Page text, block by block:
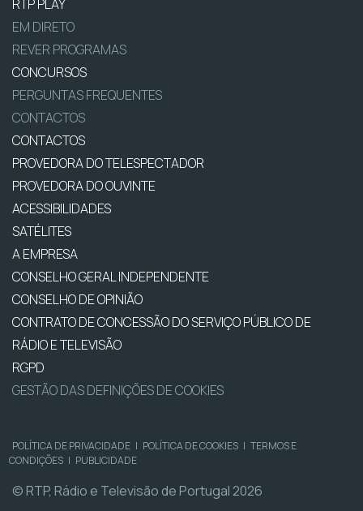
RTP PLAY
EM DIRETO
REVER PROGRAMAS
CONCURSOS
PERGUNTAS FREQUENTES
CONTACTOS
CONTACTOS
PROVEDORA DO TELESPECTADOR
PROVEDORA DO OUVINTE
ACESSIBILIDADES
SATÉLITES
A EMPRESA
CONSELHO GERAL INDEPENDENTE
CONSELHO DE OPINIÃO
CONTRATO DE CONCESSÃO DO SERVIÇO PÚBLICO DE
RÁDIO E TELEVISÃO
RGPD
GESTÃO DAS DEFINIÇÕES DE COOKIES
POLÍTICA DE PRIVACIDADE | POLÍTICA DE COOKIES | TERMOS E
CONDIÇÕES | PUBLICIDADE
© RTP, Rádio e Televisão de Portugal 2026